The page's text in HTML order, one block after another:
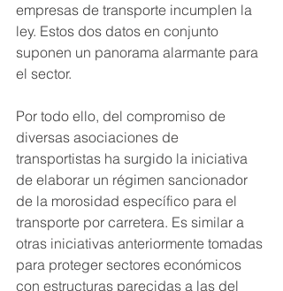
empresas de transporte incumplen la
ley. Estos dos datos en conjunto
suponen un panorama alarmante para
el sector.
Por todo ello, del compromiso de
diversas asociaciones de
transportistas ha surgido la iniciativa
de elaborar un régimen sancionador
de la morosidad específico para el
transporte por carretera. Es similar a
otras iniciativas anteriormente tomadas
para proteger sectores económicos
con estructuras parecidas a las del